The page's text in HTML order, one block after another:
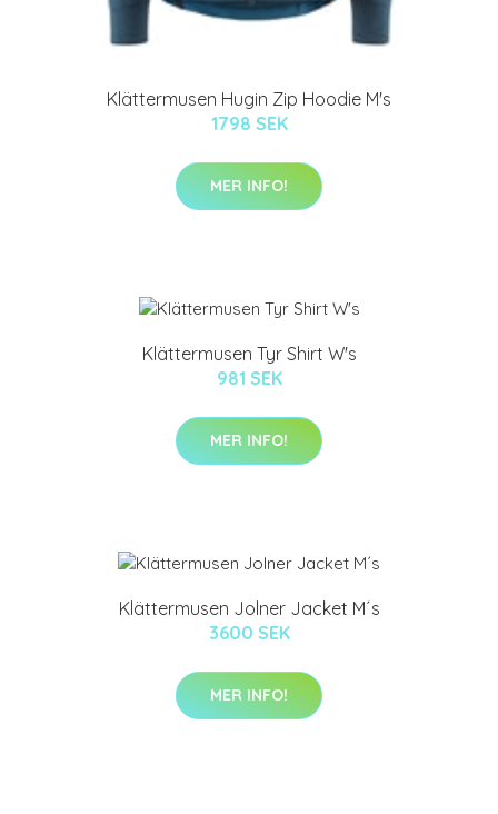
Klättermusen Hugin Zip Hoodie M's
1798 SEK
MER INFO!
Klättermusen Tyr Shirt W's
981 SEK
MER INFO!
Klättermusen Jolner Jacket M´s
3600 SEK
MER INFO!